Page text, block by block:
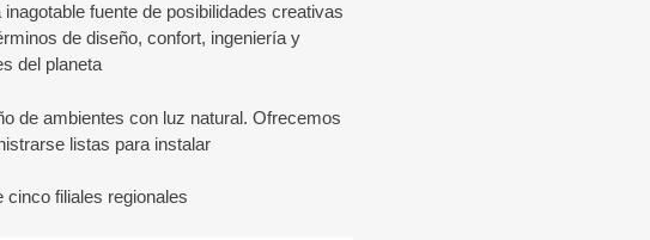
fuente de posibilidades creativas
de diseño, confort, ingeniería y
del planeta.
de ambientes con luz natural. Ofrecemos
listas para instalar.
filiales regionales.